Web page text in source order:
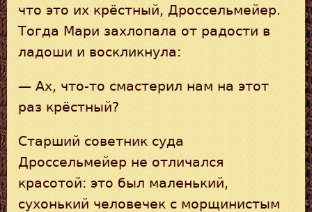
что это их крёстный, Дроссельмейер.
Тогда Мари захлопала от радости в
ладоши и воскликнула:
— Ах, что-то смастерил нам на этот
раз крёстный?
Старший советник суда
Дроссельмейер не отличался
красотой: это был маленький,
сухонький человечек с морщинистым